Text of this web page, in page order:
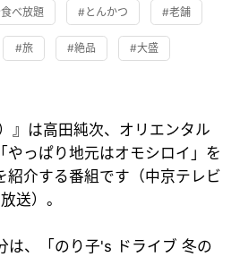
べ放題 #とんかつ #老舗
#旅 #絶品 #大盛
』は高田純次、オリエンタル
やっぱり地元はオモシロイ」を
紹介する番組です（中京テレビ
送）。
は、「のり子's ドライブ 冬の